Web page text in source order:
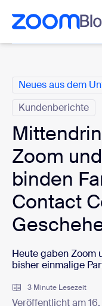
wechseln
Chat wechseln
Neues aus dem
Kundenberichte
Zoom
binden
Contact
Heute gaben Zoom
bisher einmalige
3 Minute Lesezeit
Veröffentlicht am